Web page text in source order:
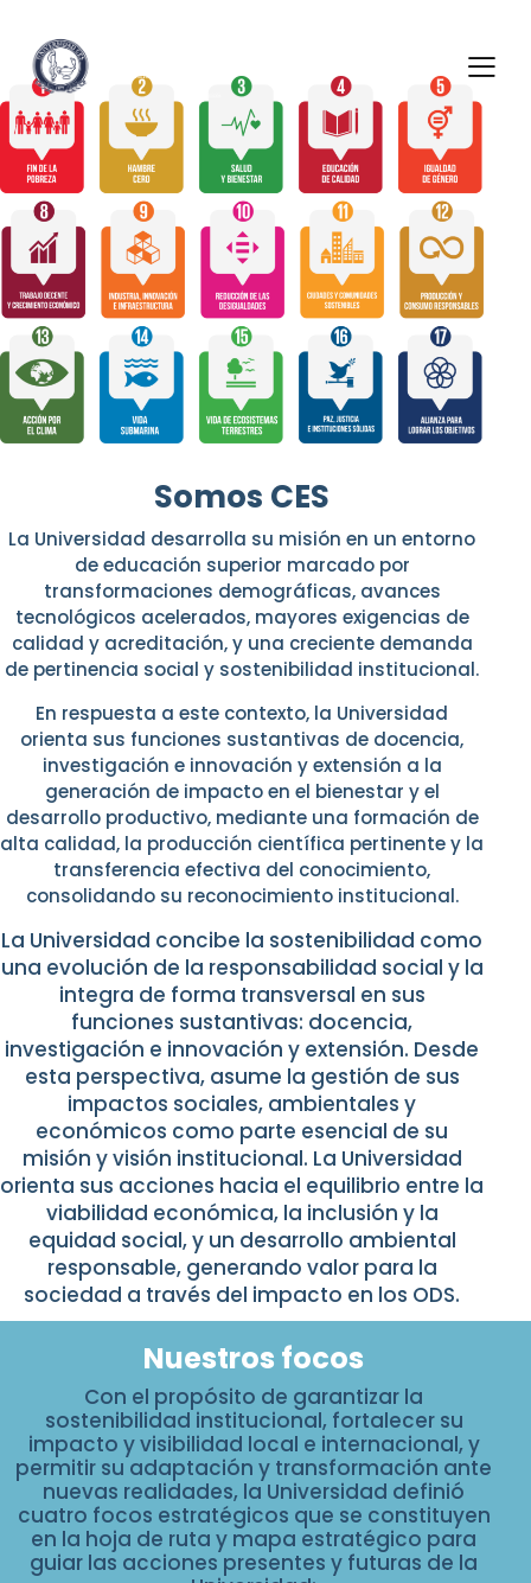
Somos CES
La Universidad desarrolla su misión en un entorno
de educación superior marcado por
transformaciones demográficas, avances
tecnológicos acelerados, mayores exigencias de
calidad y acreditación, y una creciente demanda
de pertinencia social y sostenibilidad institucional.
En respuesta a este contexto, la Universidad
orienta sus funciones sustantivas de docencia,
investigación e innovación y extensión a la
generación de impacto en el bienestar y el
desarrollo productivo, mediante una formación de
alta calidad, la producción científica pertinente y la
transferencia efectiva del conocimiento,
consolidando su reconocimiento institucional.
La Universidad concibe la sostenibilidad como
una evolución de la responsabilidad social y la
integra de forma transversal en sus
funciones sustantivas: docencia,
investigación e innovación y extensión. Desde
esta perspectiva, asume la gestión de sus
impactos sociales, ambientales y
económicos como parte esencial de su
misión y visión institucional. La Universidad
orienta sus acciones hacia el equilibrio entre la
viabilidad económica, la inclusión y la
equidad social, y un desarrollo ambiental
responsable, generando valor para la
sociedad a través del impacto en los ODS.
Nuestros focos
Con el propósito de garantizar la
sostenibilidad institucional, fortalecer su
impacto y visibilidad local e internacional, y
permitir su adaptación y transformación ante
nuevas realidades, la Universidad definió
cuatro focos estratégicos que se constituyen
en la hoja de ruta y mapa estratégico para
guiar las acciones presentes y futuras de la